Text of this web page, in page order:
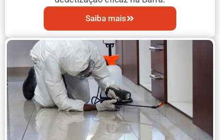
Saiba mais